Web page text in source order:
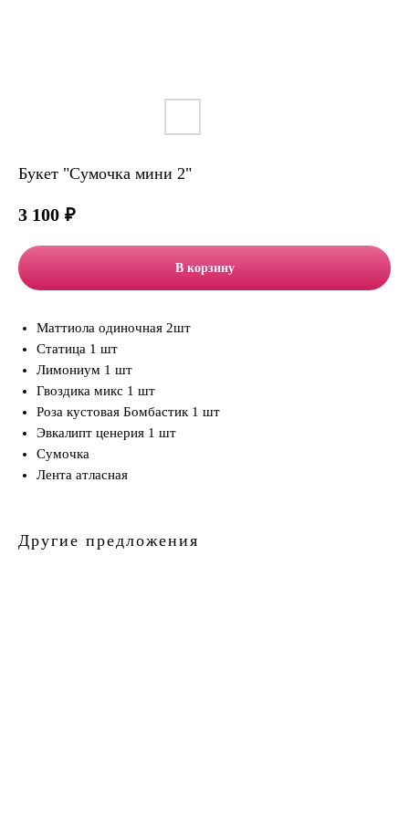
Букет "Сумочка мини 2"
3 100 ₽
В корзину
Маттиола одиночная 2шт
Статица 1 шт
Лимониум 1 шт
Гвоздика микс 1 шт
Роза кустовая Бомбастик 1 шт
Эвкалипт ценерия 1 шт
Сумочка
Лента атласная
Другие предложения